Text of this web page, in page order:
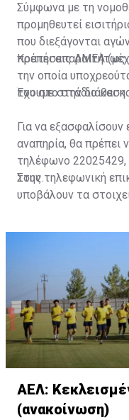
Σύμφωνα με τη
προμηθευτεί
που διεξάγονται
πρέπει απαραιτήτως
την οποία
του στο στάδιο και
Κρατήσεις ΑΜΕΑ
Έχουμε στην
Για να
αναπηρία, θα πρέπει
τηλέφωνο
τους.
Στην τηλεφωνική
υποβάλουν τα
ονοματεπώνυμο,
ΑΕΛ:
(ανακοίνωση)